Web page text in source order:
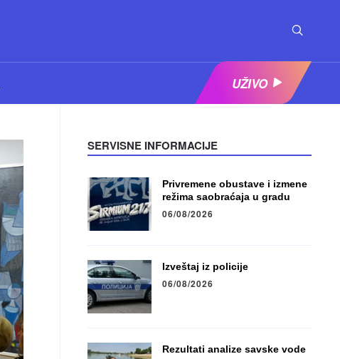
UŽIVO
SERVISNE INFORMACIJE
Privremene obustave i izmene
režima saobraćaja u gradu
06/08/2026
Izveštaj iz policije
06/08/2026
Rezultati analize savske vode